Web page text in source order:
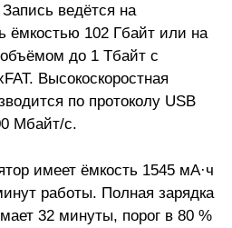
ведётся на
ёмкостью 102 Гбайт или на
до 1 Тбайт с
Высокоскоростная
по протоколу USB
Мбайт/с.
имеет ёмкость 1545 мА·ч
работы. Полная зарядка
32 минуты, порог в 80 %